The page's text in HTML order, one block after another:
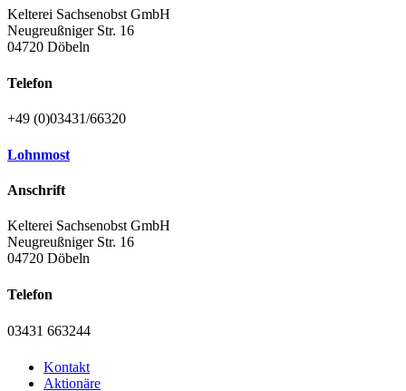
Kelterei Sachsenobst GmbH
Neugreußniger Str. 16
04720 Döbeln
Telefon
+49 (0)03431/66320
Lohnmost
Anschrift
Kelterei Sachsenobst GmbH
Neugreußniger Str. 16
04720 Döbeln
Telefon
03431 663244
Kontakt
Aktionäre